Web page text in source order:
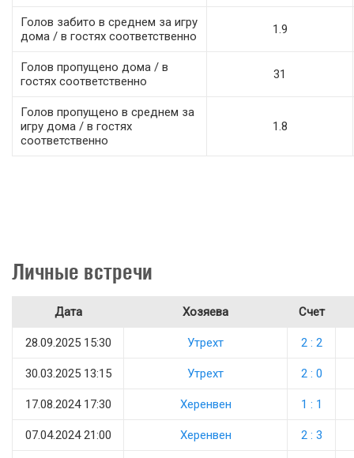
Голов забито в среднем за игру
дома / в гостях соответственно
1.9
Голов пропущено дома / в
гостях соответственно
31
Голов пропущено в среднем за
игру дома / в гостях
соответственно
1.8
Личные встречи
Дата Хозяева Счет
28.09.2025 15:30 Утрехт 2 : 2
30.03.2025 13:15 Утрехт 2 : 0
17.08.2024 17:30 Херенвен 1 : 1
07.04.2024 21:00 Херенвен 2 : 3